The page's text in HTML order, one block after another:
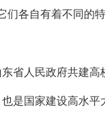
们各自有着不同的
省人民政府共建高
是国家建设高水平